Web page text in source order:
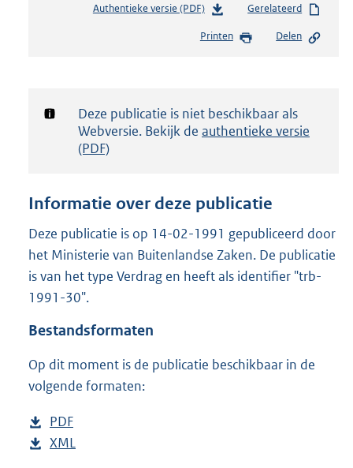
Authentieke versie (PDF)b
s
d
g
t
e
:
1
Gerelateerd
Printen Delen
Notificatie:
Deze publicatie is niet beschikbaar als
Webversie. Bekijk de authentieke versie
(PDF)
Informatie over deze publicatie
Deze publicatie is op 14-02-1991 gepubliceerd door
het Ministerie van Buitenlandse Zaken. De publicatie
is van het type Verdrag en heeft als identifier "trb-
1991-30".
Bestandsformaten
Op dit moment is de publicatie beschikbaar in de
volgende formaten:
D
o
PDF
e
D
XML